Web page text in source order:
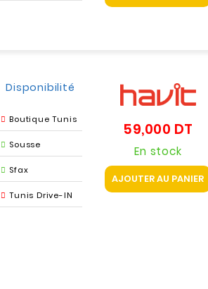
Disponibilité
Boutique Tunis
Sousse
Sfax
Tunis Drive-IN
59,000 DT
En stock
AJOUTER AU PANIER